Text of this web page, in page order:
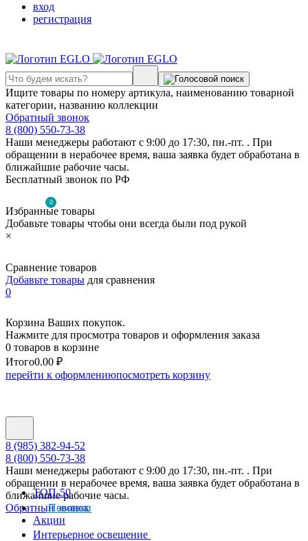
вход
регистрация
Ищите товары по номеру артикула, наименованию товарной
категории, названию коллекции
Обратный звонок
8 (800) 550-73-38
Наши менеджеры работают с 9:00 до 17:30, пн.-пт. . При
обращении в нерабочее время, ваша заявка будет обработана в
ближайшие рабочие часы.
Бесплатный звонок по РФ
0
Избранные товары
Добавьте товары чтобы они всегда были под рукой
×
Сравнение товаров
Добавьте товары для сравнения
0
Корзина Ваших покупок.
Нажмите для просмотра товаров и оформления заказа
0 товаров в корзине
Итого0.00 ₽
перейти к оформлениюпосмотреть корзину
8 (985) 382-94-52
8 (800) 550-73-38
Наши менеджеры работают с 9:00 до 17:30, пн.-пт. . При
обращении в нерабочее время, ваша заявка будет обработана в
ближайшие рабочие часы.
Обратный звонок
ТОП-50
Новинки
Акции
Интерьерное освещение